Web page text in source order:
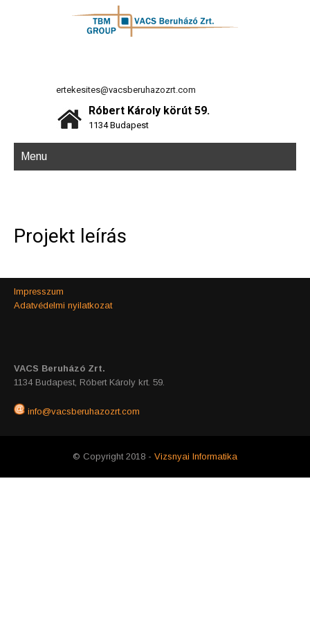
ertekesites@vacsberuhazozrt.com
Róbert Károly körút 59.
1134 Budapest
Menu
Projekt leírás
Impresszum
Adatvédelmi nyilatkozat
VACS Beruházó Zrt.
1134 Budapest, Róbert Károly krt. 59.
info@vacsberuhazozrt.com
© Copyright 2018 - Vizsnyai Informatika